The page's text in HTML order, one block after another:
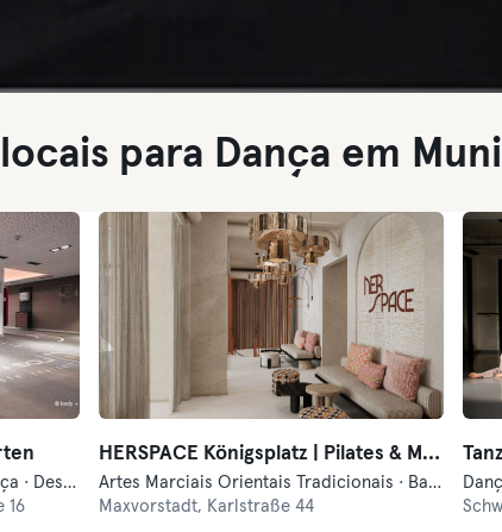
locais para Dança em
Aqua · Bem-estar · Ciclismo · Dança · Desportos de Combate · Fitness · Indoor Cycling · Natação · Pilates · Treino de Vibração · Treinos Funcionais · Yoga
16
HERSPACE Königsplatz | Pilates & More (women-only)
Artes Marciais Orientais Tradicionais · Barre · Dança · Fitness · Hyrox · Meditação · Pilates · Treino Militar · Yoga
Maxvorstadt, Karlstraße 44